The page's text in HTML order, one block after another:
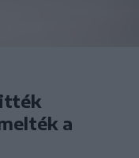
a